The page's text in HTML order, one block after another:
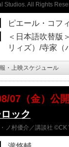
Studios. All Rights
ピエール・コフ
＜日本語吹替版
リィズ）/寺家（
・上映スケジュール
07（金）公
ック
ノ村優介／講談社 ©CK